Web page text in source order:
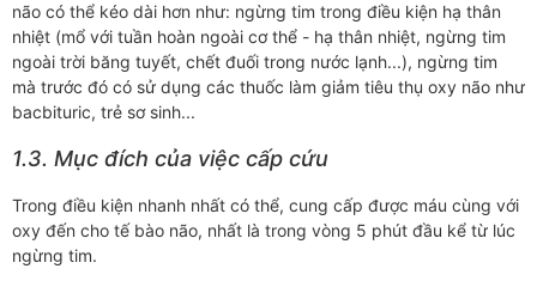
não có thể kéo dài hơn như: ngừng tim trong điều kiện hạ thân
nhiệt (mổ với tuần hoàn ngoài cơ thể - hạ thân nhiệt, ngừng tim
ngoài trời băng tuyết, chết đuối trong nước lạnh...), ngừng tim
mà trước đó có sử dụng các thuốc làm giảm tiêu thụ oxy não như
bacbituric, trẻ sơ sinh...
1.3. Mục đích của việc cấp cứu
Trong điều kiện nhanh nhất có thể, cung cấp được máu cùng với
oxy đến cho tế bào não, nhất là trong vòng 5 phút đầu kể từ lúc
ngừng tim.